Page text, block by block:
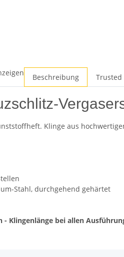
Beschreibung Trusted
Klinge aus
Stahl, durchgehend gehärtet
- Klingenlänge bei allen